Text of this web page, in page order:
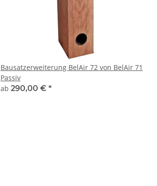
Bausatzerweiterung BelAir 72 von BelAir 71
Passiv
ab 290,00 € *